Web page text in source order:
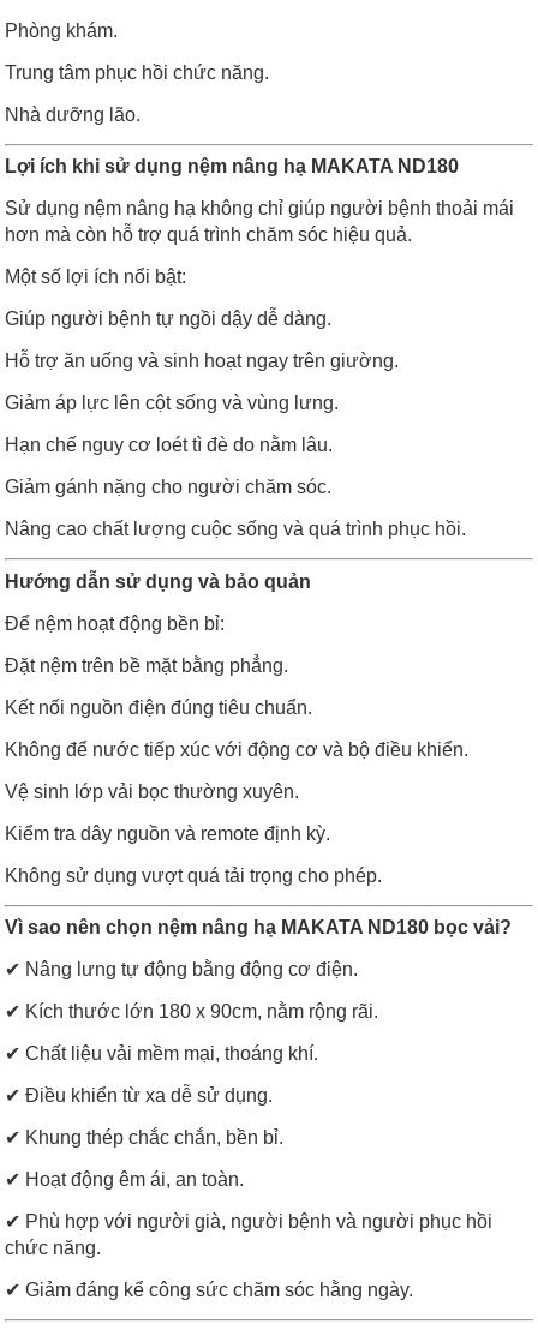
Phòng khám.
Trung tâm phục hồi chức năng.
Nhà dưỡng lão.
Lợi ích khi sử dụng nệm nâng hạ MAKATA ND180
Sử dụng nệm nâng hạ không chỉ giúp người bệnh thoải mái
hơn mà còn hỗ trợ quá trình chăm sóc hiệu quả.
Một số lợi ích nổi bật:
Giúp người bệnh tự ngồi dậy dễ dàng.
Hỗ trợ ăn uống và sinh hoạt ngay trên giường.
Giảm áp lực lên cột sống và vùng lưng.
Hạn chế nguy cơ loét tì đè do nằm lâu.
Giảm gánh nặng cho người chăm sóc.
Nâng cao chất lượng cuộc sống và quá trình phục hồi.
Hướng dẫn sử dụng và bảo quản
Để nệm hoạt động bền bỉ:
Đặt nệm trên bề mặt bằng phẳng.
Kết nối nguồn điện đúng tiêu chuẩn.
Không để nước tiếp xúc với động cơ và bộ điều khiển.
Vệ sinh lớp vải bọc thường xuyên.
Kiểm tra dây nguồn và remote định kỳ.
Không sử dụng vượt quá tải trọng cho phép.
Vì sao nên chọn nệm nâng hạ MAKATA ND180 bọc vải?
✔ Nâng lưng tự động bằng động cơ điện.
✔ Kích thước lớn 180 x 90cm, nằm rộng rãi.
✔ Chất liệu vải mềm mại, thoáng khí.
✔ Điều khiển từ xa dễ sử dụng.
✔ Khung thép chắc chắn, bền bỉ.
✔ Hoạt động êm ái, an toàn.
✔ Phù hợp với người già, người bệnh và người phục hồi
chức năng.
✔ Giảm đáng kể công sức chăm sóc hằng ngày.